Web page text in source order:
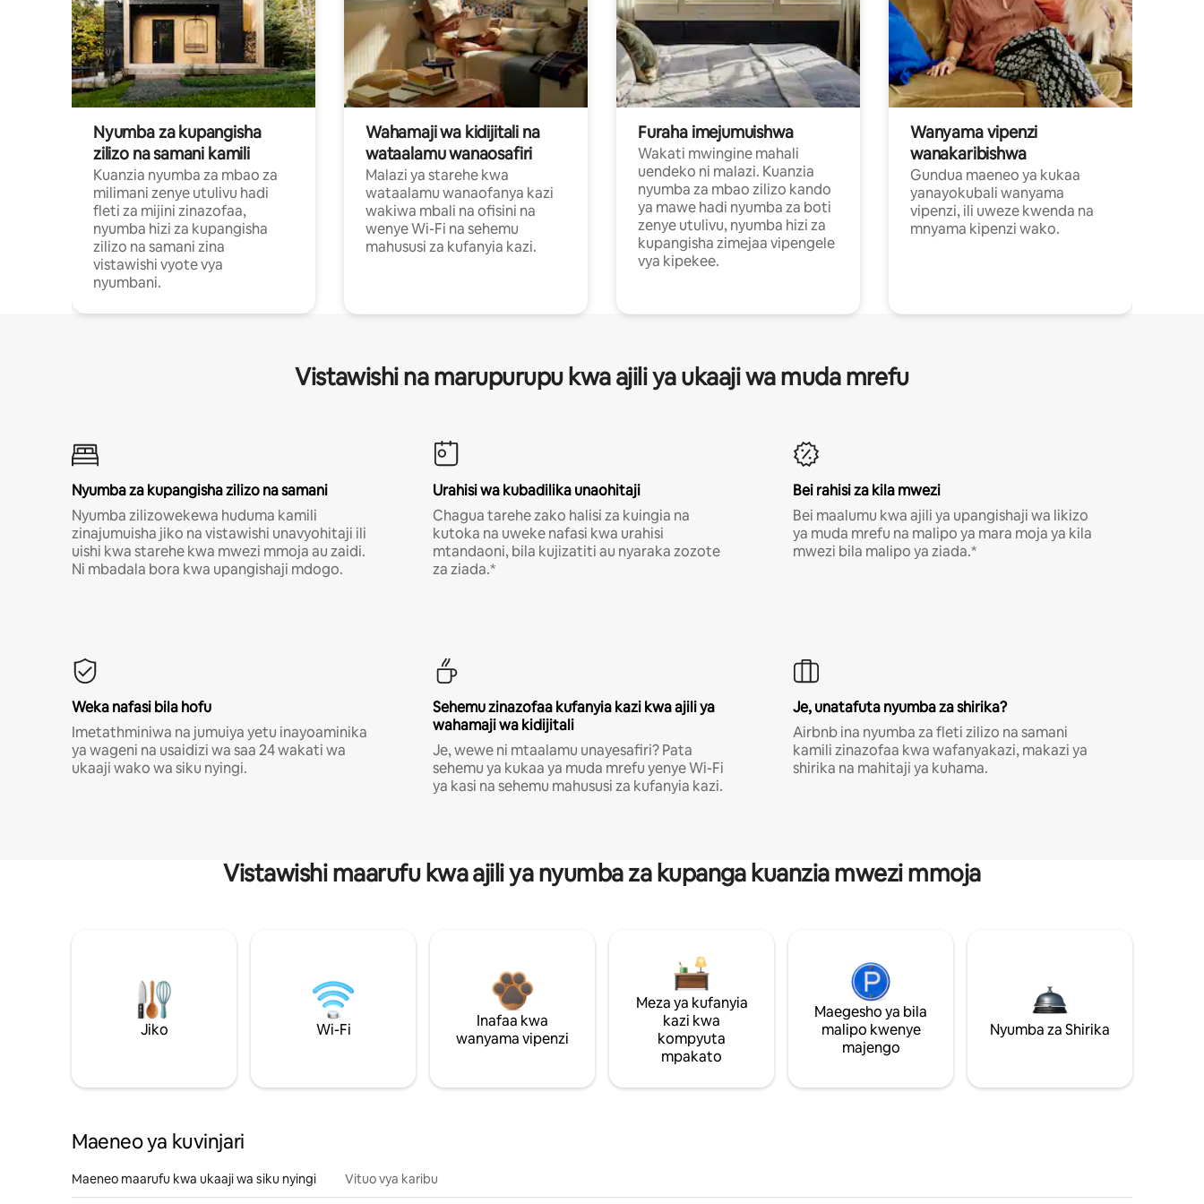
Nyumba za kupangisha
zilizo na samani kamili
Kuanzia nyumba za mbao za
milimani zenye utulivu hadi
fleti za mijini zinazofaa,
nyumba hizi za kupangisha
zilizo na samani zina
vistawishi vyote vya
nyumbani.
Wahamaji wa kidijitali na
wataalamu wanaosafiri
Malazi ya starehe kwa
wataalamu wanaofanya kazi
wakiwa mbali na ofisini na
wenye Wi-Fi na sehemu
mahususi za kufanyia kazi.
Furaha imejumuishwa
Wakati mwingine mahali
uendeko ni malazi. Kuanzia
nyumba za mbao zilizo kando
ya mawe hadi nyumba za boti
zenye utulivu, nyumba hizi za
kupangisha zimejaa vipengele
vya kipekee.
Wanyama vipenzi
wanakaribishwa
Gundua maeneo ya kukaa
yanayokubali wanyama
vipenzi, ili uweze kwenda na
mnyama kipenzi wako.
Vistawishi na marupurupu kwa ajili ya ukaaji wa muda mrefu
Nyumba za kupangisha zilizo na samani
Nyumba zilizowekewa huduma kamili
zinajumuisha jiko na vistawishi unavyohitaji ili
uishi kwa starehe kwa mwezi mmoja au zaidi.
Ni mbadala bora kwa upangishaji mdogo.
Urahisi wa kubadilika unaohitaji
Chagua tarehe zako halisi za kuingia na
kutoka na uweke nafasi kwa urahisi
mtandaoni, bila kujizatiti au nyaraka zozote
za ziada.*
Bei rahisi za kila mwezi
Bei maalumu kwa ajili ya upangishaji wa likizo
ya muda mrefu na malipo ya mara moja ya kila
mwezi bila malipo ya ziada.*
Weka nafasi bila hofu
Imetathminiwa na jumuiya yetu inayoaminika
ya wageni na usaidizi wa saa 24 wakati wa
ukaaji wako wa siku nyingi.
Sehemu zinazofaa kufanyia kazi kwa ajili ya
wahamaji wa kidijitali
Je, wewe ni mtaalamu unayesafiri? Pata
sehemu ya kukaa ya muda mrefu yenye Wi-Fi
ya kasi na sehemu mahususi za kufanyia kazi.
Je, unatafuta nyumba za shirika?
Airbnb ina nyumba za fleti zilizo na samani
kamili zinazofaa kwa wafanyakazi, makazi ya
shirika na mahitaji ya kuhama.
Vistawishi maarufu kwa ajili ya nyumba za kupanga kuanzia mwezi mmoja
Jiko Wi-Fi
Inafaa kwa
wanyama vipenzi
Meza ya kufanyia
kazi kwa
kompyuta
mpakato
Maegesho ya bila
malipo kwenye
majengo
Nyumba za Shirika
Maeneo ya kuvinjari
Maeneo maarufu kwa ukaaji wa siku nyingi Vituo vya karibu